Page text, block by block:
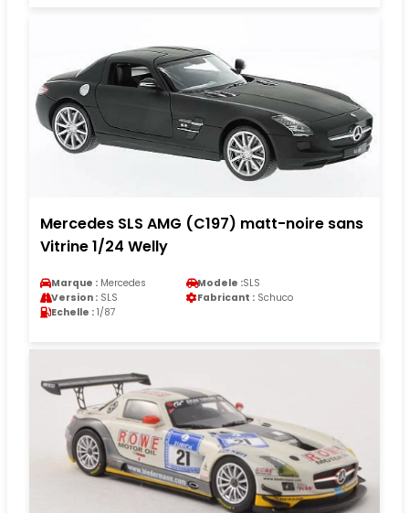
Mercedes SLS AMG (C197) matt-noire sans
Vitrine 1/24 Welly
Marque : Mercedes Modele :SLS
Version : SLS Fabricant : Schuco
Echelle : 1/87